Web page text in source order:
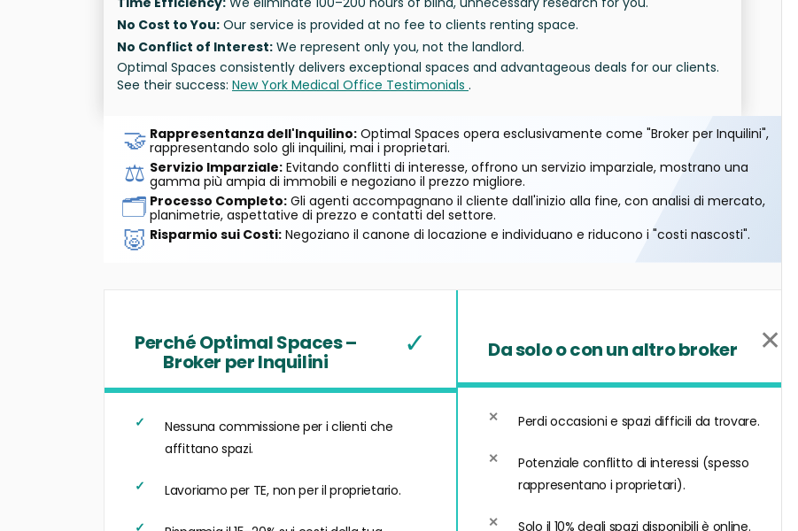
No Cost to You: Our service is provided at no fee to clients renting space.
No Conflict of Interest: We represent only you, not the landlord.
Optimal Spaces consistently delivers exceptional spaces and advantageous deals for our clients.
See their success: New York Medical Office Testimonials .
🤝 Rappresentanza dell'Inquilino: Optimal Spaces opera esclusivamente come "Broker per Inquilini",
rappresentando solo gli inquilini, mai i proprietari.
⚖️ Servizio Imparziale: Evitando conflitti di interesse, offrono un servizio imparziale, mostrano una
gamma più ampia di immobili e negoziano il prezzo migliore.
🗂️ Processo Completo: Gli agenti accompagnano il cliente dall'inizio alla fine, con analisi di mercato,
planimetrie, aspettative di prezzo e contatti del settore.
🐷 Risparmio sui Costi: Negoziano il canone di locazione e individuano e riducono i "costi nascosti".
Perché Optimal Spaces –
Broker per Inquilini ✓
Nessuna commissione per i clienti che
affittano spazi.
Lavoriamo per TE, non per il proprietario.
Da solo o con un altro broker ✕
Perdi occasioni e spazi difficili da trovare.
Potenziale conflitto di interessi (spesso
rappresentano i proprietari).
Solo il 10% degli spazi disponibili è online.